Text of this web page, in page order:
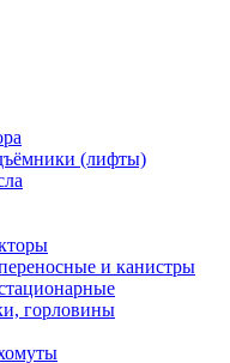
(лифты)
и канистры
горловины